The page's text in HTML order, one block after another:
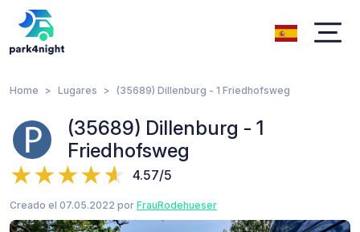
Home Lugares (35689) Dillenburg - 1 Friedhofsweg
(35689) Dillenburg - 1
Friedhofsweg
4.57/5
Creado el 07.05.2022 por FrauRodehueser